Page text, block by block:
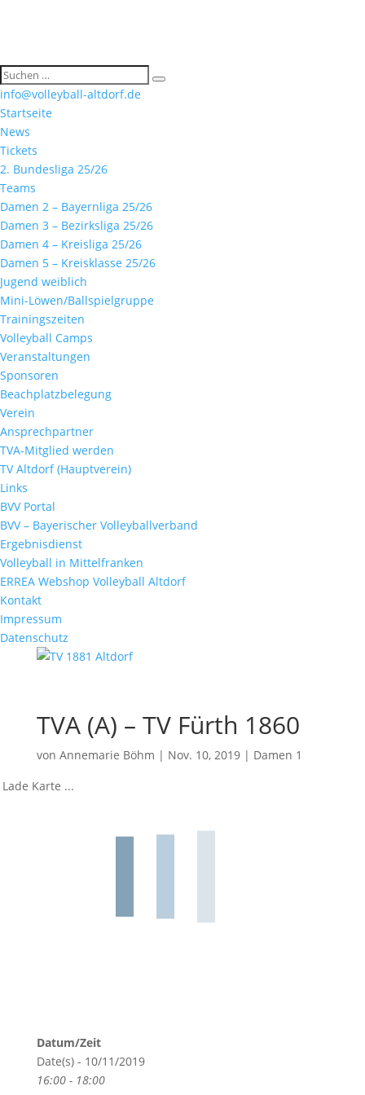
info@volleyball-altdorf.de
Startseite
News
Tickets
2. Bundesliga 25/26
Teams
Damen 2 – Bayernliga 25/26
Damen 3 – Bezirksliga 25/26
Damen 4 – Kreisliga 25/26
Damen 5 – Kreisklasse 25/26
Jugend weiblich
Mini-Löwen/Ballspielgruppe
Trainingszeiten
Volleyball Camps
Veranstaltungen
Sponsoren
Beachplatzbelegung
Verein
Ansprechpartner
TVA-Mitglied werden
TV Altdorf (Hauptverein)
Links
BVV Portal
BVV – Bayerischer Volleyballverband
Ergebnisdienst
Volleyball in Mittelfranken
ERREA Webshop Volleyball Altdorf
Kontakt
Impressum
Datenschutz
TVA (A) – TV Fürth 1860
von Annemarie Böhm | Nov. 10, 2019| Damen 1
Lade Karte ...
Datum/Zeit
Date(s) - 10/11/2019
16:00 - 18:00